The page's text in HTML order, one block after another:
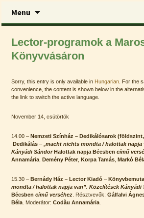
Menu
Lector Kiadó
Lector-programok a
Könyvvásáron
Sorry, this entry is only available in Hungarian . For the
convenience, the content is shown below in the
the link to switch the active language.
November 14, csütörtök
14.00 – Nemzeti Színház – Dedikálósarok
Dedikálás – „ macht nichts mondta / halottak napja
Kányádi SándorHalottak napja Bécsben című
Annamária Demény Péter Korpa Tamás Markó
15.30 – Bernády Ház – Lector Kiadó –
mondta / halottak napja van”. Közelítések Kányádi
Bécsben című verséhez . Résztvevők: Gálfalvi
Béla . Moderátor: Codău Annamária